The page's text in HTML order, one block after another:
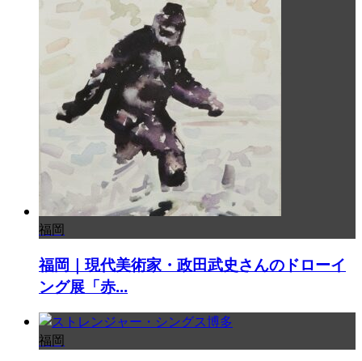
福岡
福岡｜現代美術家・政田武史さんのドローイ
ング展「赤...
福岡